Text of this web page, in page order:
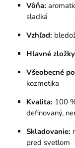
Vôňa:
sladká
Vzhľad:
Hlavné
Všeobecné
kozmetika
Kvalita: 100
definovaný,
Skladovanie:
pred svetlom